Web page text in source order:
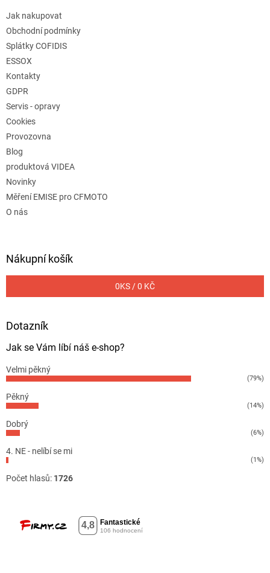
Jak nakupovat
Obchodní podmínky
Splátky COFIDIS
ESSOX
Kontakty
GDPR
Servis - opravy
Cookies
Provozovna
Blog
produktová VIDEA
Novinky
Měření EMISE pro CFMOTO
O nás
Nákupní košík
0KS /0 KČ
Dotazník
Jak se Vám líbí náš e-shop?
Velmi pěkný
(79%)
Pěkný
(14%)
Dobrý
(6%)
4. NE - nelíbí se mi
(1%)
Počet hlasů: 1726